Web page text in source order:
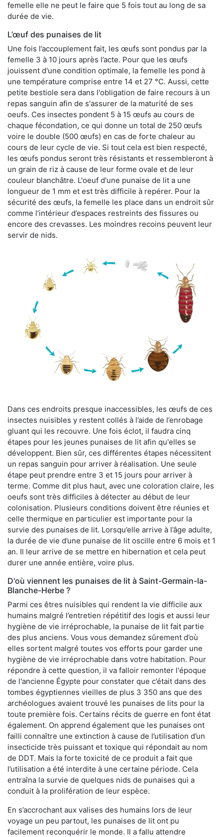
femelle elle ne peut le faire que 5 fois tout au long de sa
durée de vie.
L’œuf des punaises de lit
Une fois l’accouplement fait, les œufs sont pondus par la
femelle 3 à 10 jours après l’acte. Pour que les œufs
jouissent d'une condition optimale, la femelle les pond à
une température comprise entre 14 et 27 °C. Aussi, cette
petite bestiole sera dans l'obligation de faire recours à un
repas sanguin afin de s'assurer de la maturité de ses
oeufs. Ces insectes pondent 5 à 15 œufs au cours de
chaque fécondation, ce qui donne un total de 250 œufs
voire le double (500 œufs) en cas de forte chaleur au
cours de leur cycle de vie. Si tout cela est bien respecté,
les œufs pondus seront très résistants et ressembleront à
un grain de riz à cause de leur forme ovale et de leur
couleur blanchâtre. L'oeuf d'une punaise de lit a une
longueur de 1 mm et est très difficile à repérer. Pour la
sécurité des œufs, la femelle les place dans un endroit sûr
comme l’intérieur d’espaces restreints des fissures ou
encore des crevasses. Les moindres recoins peuvent leur
servir de nids.
Dans ces endroits presque inaccessibles, les œufs de ces
insectes nuisibles y restent collés à l’aide de l’enrobage
gluant qui les recouvre. Une fois éclot, il faudra cinq
étapes pour les jeunes punaises de lit afin qu'elles se
développent. Bien sûr, ces différentes étapes nécessitent
un repas sanguin pour arriver à réalisation. Une seule
étape peut prendre entre 3 et 15 jours pour arriver à
terme. Comme dit plus haut, avec une coloration claire, les
oeufs sont très difficiles à détecter au début de leur
colonisation. Plusieurs conditions doivent être réunies et
celle thermique en particulier est importante pour la
survie des punaises de lit. Lorsqu’elle arrive à l’âge adulte,
la durée de vie d’une punaise de lit oscille entre 6 mois et 1
an. Il leur arrive de se mettre en hibernation et cela peut
durer une année entière, voire plus.
D'où viennent les punaises de lit à Saint-Germain-la-
Blanche-Herbe ?
Parmi ces êtres nuisibles qui rendent la vie difficile aux
humains malgré l’entretien répétitif des logis et aussi leur
hygiène de vie irréprochable, la punaise de lit fait partie
des plus anciens. Vous vous demandez sûrement d’où
elles sortent malgré toutes vos efforts pour garder une
hygiène de vie irréprochable dans votre habitation. Pour
répondre à cette question, il va falloir remonter l'époque
de l'ancienne Égypte pour constater que c’était dans des
tombes égyptiennes vieilles de plus 3 350 ans que des
archéologues avaient trouvé les punaises de lits pour la
toute première fois. Certains récits de guerre en font état
également. On apprend également que les punaises ont
failli connaître une extinction à cause de l’utilisation d’un
insecticide très puissant et toxique qui répondait au nom
de DDT. Mais la forte toxicité de ce produit a fait que
l’utilisation a été interdite à une certaine période. Cela
entraîna la survie de quelques nids de punaises qui a
conduit à la prolifération de leur espèce.
En s’accrochant aux valises des humains lors de leur
voyage un peu partout, les punaises de lit ont pu
facilement reconquérir le monde. Il a fallu attendre